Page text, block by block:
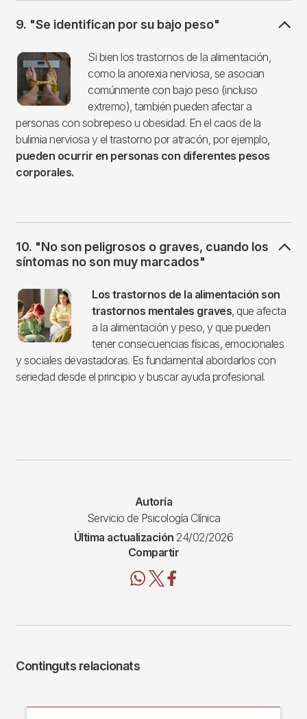
9. "Se identifican por su bajo peso"
Imagen
Si bien los trastornos de la alimentación,
como la anorexia nerviosa, se asocian
comúnmente con bajo peso (incluso
extremo), también pueden afectar a
personas con sobrepeso u obesidad. En el caos de la
bulimia nerviosa y el trastorno por atracón, por ejemplo,
pueden ocurrir en personas con diferentes pesos
corporales.
10. "No son peligrosos o graves, cuando los
síntomas no son muy marcados"
Imagen
Los trastornos de la alimentación son
trastornos mentales graves , que afecta
a la alimentación y peso, y que pueden
tener consecuencias físicas, emocionales
y sociales devastadoras. Es fundamental abordarlos con
seriedad desde el principio y buscar ayuda profesional.
Autoría
Servicio de Psicología Clínica
Última actualización 24/02/2026
Compartir
Continguts relacionats